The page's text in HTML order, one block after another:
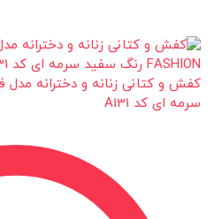
سرمه ای کد A131